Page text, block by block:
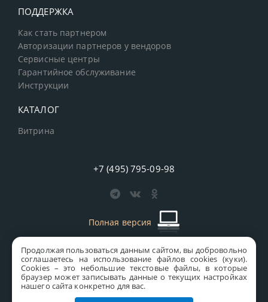
Продолжая пользоваться данным сайтом, вы добровольно
соглашаетесь на использование файлов cookies (куки).
Сookies – это небольшие текстовые файлы, в которые
браузер может записывать данные о текущих настройках
нашего сайта конкретно для вас.
ПОДДЕРЖКА
Как стать партнером
Авторизации партнеров у вендоров
Сервисные центры
Гарантийное обслуживание
Инструкции
КАТАЛОГ
Витрина
+7 (495) 795-09-98
Полная версия
старая версия сайтаMICS
Все права защищены © 1997-2026 MICS Distribution Company
Правовая информация